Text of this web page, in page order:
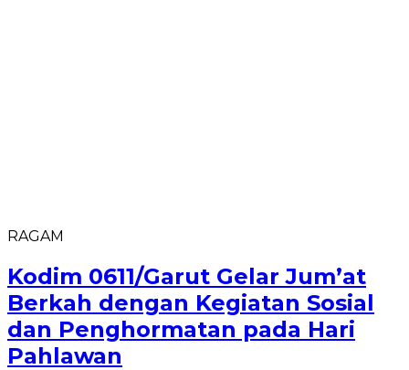
RAGAM
Kodim 0611/Garut Gelar Jum’at
Berkah dengan Kegiatan Sosial
dan Penghormatan pada Hari
Pahlawan